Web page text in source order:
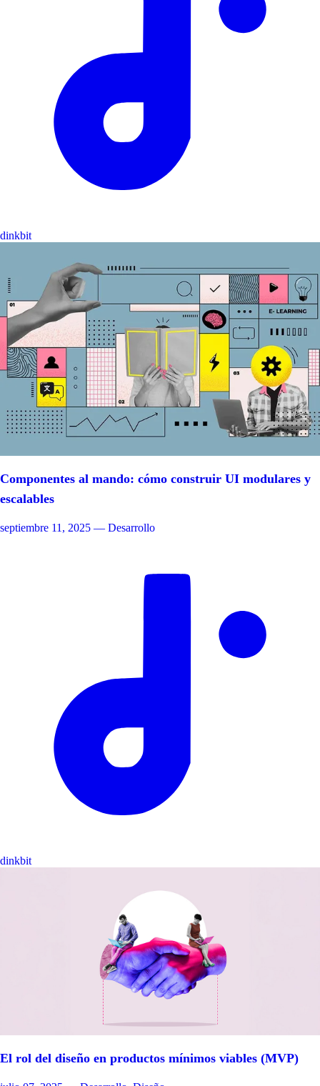
dinkbit
Componentes al mando: cómo construir UI modulares y
escalables
septiembre 11, 2025 — Desarrollo
dinkbit
El rol del diseño en productos mínimos viables (MVP)